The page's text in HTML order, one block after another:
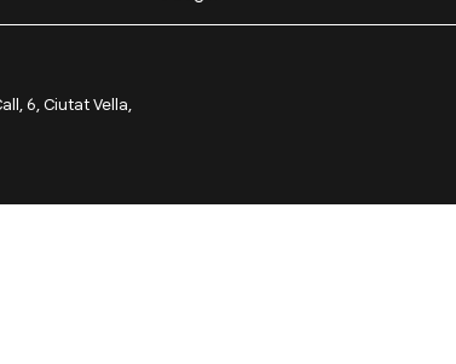
6, Ciutat Vella,